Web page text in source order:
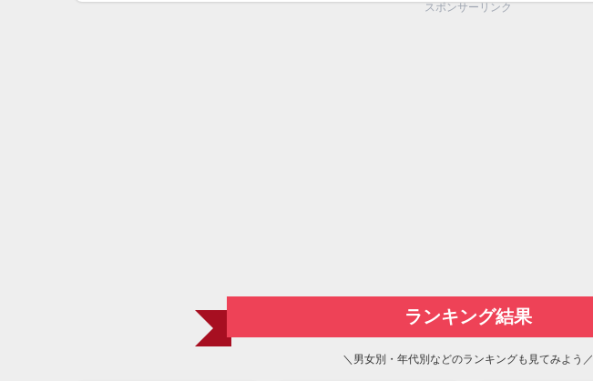
スポンサーリンク
ランキング結果
＼男女別・年代別などのランキングも見てみよう／